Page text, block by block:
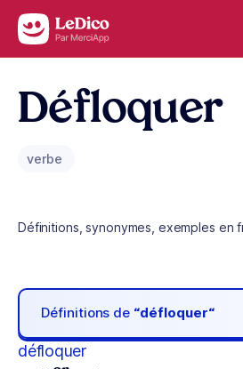
Aller au contenu
Défloquer
verbe
Définitions, synonymes, exemples en
Définitions de “défloquer“
défloquer